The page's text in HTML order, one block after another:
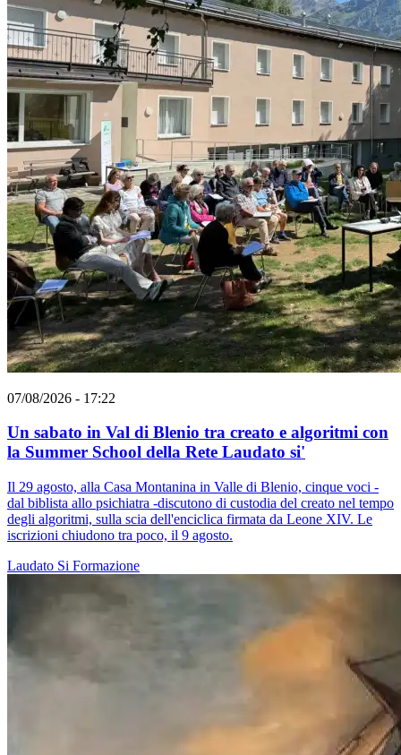
07/08/2026 - 17:22
Un sabato in Val di Blenio tra creato e algoritmi con
la Summer School della Rete Laudato si'
Il 29 agosto, alla Casa Montanina in Valle di Blenio, cinque voci -
dal biblista allo psichiatra -discutono di custodia del creato nel tempo
degli algoritmi, sulla scia dell'enciclica firmata da Leone XIV. Le
iscrizioni chiudono tra poco, il 9 agosto.
Laudato Si Formazione